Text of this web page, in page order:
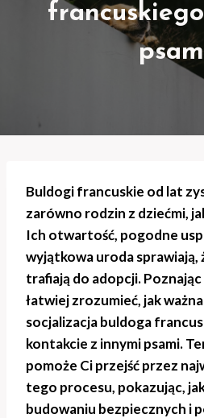
Buldogi francuskie od lat
zarówno rodzin z dziećmi,
Ich otwartość, pogodne
wyjątkowa uroda sprawiają,
trafiają do adopcji.
łatwiej zrozumieć, jak
socjalizacja buldoga
kontakcie z innymi psami.
pomoże Ci przejść przez
tego procesu, pokazując,
budowaniu bezpiecznych i